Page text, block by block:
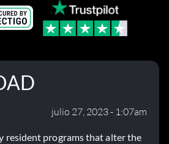
julio 27, 2023 - 1:07am
resident programs that alter the